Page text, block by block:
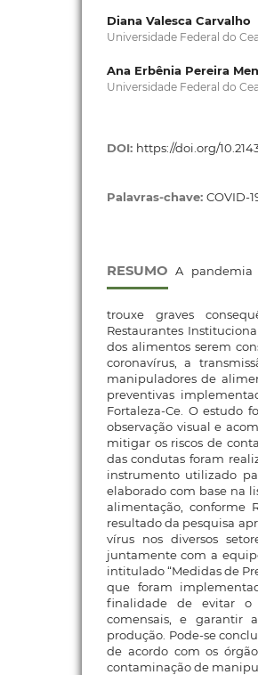
Diana Valesca Carvalho
Universidade Federal do
Ana Erbênia Pereira
Universidade Federal do
DOI: https://doi.org/
Palavras-chave: COVID-
RESUMO A pandemia
trouxe graves
Restaurantes
dos alimentos serem
coronavírus, a
manipuladores de
preventivas
Fortaleza-Ce. O estudo
observação visual e
mitigar os riscos de
das condutas foram
instrumento utilizado
elaborado com base na
alimentação, conforme
resultado da pesquisa
vírus nos diversos
juntamente com a
intitulado “Medidas de
que foram
finalidade de evitar o
comensais, e garantir
produção. Pode-se
de acordo com os
contaminação de